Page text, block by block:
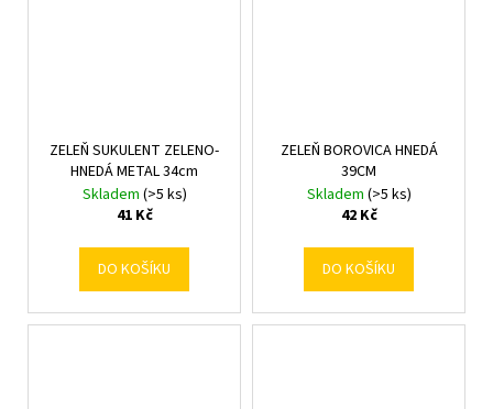
ZELEŇ SUKULENT ZELENO-
HNEDÁ METAL 34cm
Skladem (>5 ks)
41 Kč
DO KOŠÍKU
ZELEŇ BOROVICA HNEDÁ
39CM
Skladem (>5 ks)
42 Kč
DO KOŠÍKU